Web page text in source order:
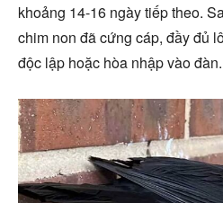
khoảng 14-16 ngày tiếp theo.
chim non đã cứng cáp, đầy đủ
độc lập hoặc hòa nhập vào đàn.